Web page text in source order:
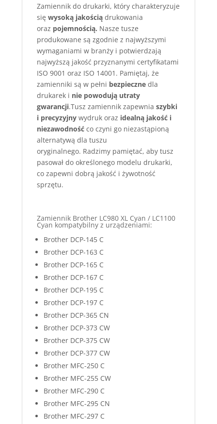
Zamiennik do drukarki, który charakteryzuje
się wysoką jakościądrukowania
oraz pojemnością. Nasze tusze
produkowane są zgodnie z najwyższymi
wymaganiami w branży i potwierdzają
najwyższą jakość przyznanymi certyfikatami
ISO 9001 oraz ISO 14001. Pamiętaj, że
zamienniki są w pełni bezpiecznedla
drukarek i nie powodują utraty
gwarancji.Tusz zamiennik zapewnia szybki
i precyzyjnywydruk oraz idealną jakość i
niezawodnośćco czyni go niezastąpioną
alternatywą dla tuszu
oryginalnego. Radzimy pamiętać, aby tusz
pasował do określonego modelu drukarki,
co zapewni dobrą jakość i żywotność
sprzętu.
Zamiennik Brother LC980 XL Cyan / LC1100
Cyan kompatybilny z urządzeniami:
Brother DCP-145 C
Brother DCP-163 C
Brother DCP-165 C
Brother DCP-167 C
Brother DCP-195 C
Brother DCP-197 C
Brother DCP-365 CN
Brother DCP-373 CW
Brother DCP-375 CW
Brother DCP-377 CW
Brother MFC-250 C
Brother MFC-255 CW
Brother MFC-290 C
Brother MFC-295 CN
Brother MFC-297 C